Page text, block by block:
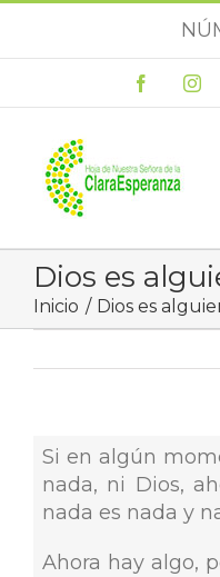
Facebook
Dios es
Inicio Dios es
Si en algún
nada, ni Dios,
nada es nada y
Ahora hay algo,